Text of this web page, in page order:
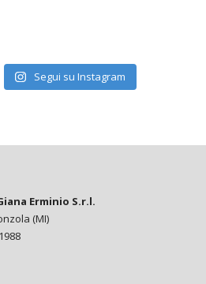
Segui su Instagram
Erminio S.r.l.
(MI)